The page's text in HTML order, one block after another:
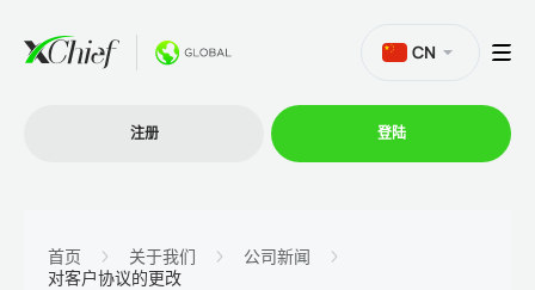
CN
注册 登陆
首页 关于我们
公司新闻
对客户协议的更改